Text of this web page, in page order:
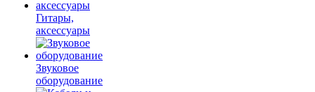
Гитары,
аксессуары
Звуковое
оборудование